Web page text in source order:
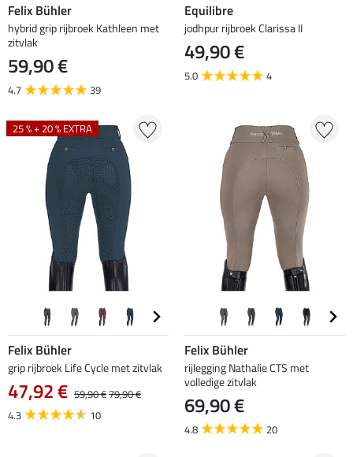
Felix Bühler
hybrid grip rijbroek Kathleen met
zitvlak
59,90 €
4.7 39
Equilibre
jodhpur rijbroek Clarissa II
49,90 €
5.0 4
25 % + 20 % EXTRA
Felix Bühler
grip rijbroek Life Cycle met zitvlak
47,92 € 59,90 €79,90 €
4.3
10
Felix Bühler
rijlegging Nathalie CTS met
volledige zitvlak
69,90 €
4.8 20